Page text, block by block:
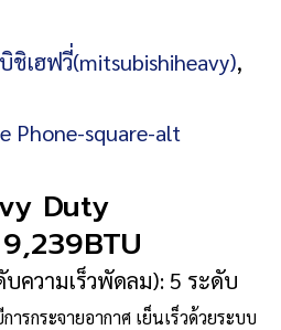
ชิเฮฟวี่(mitsubishiheavy),
Phone-square-alt
Duty
บความเร็วพัดลม): 5 ระดับ
ารกระจายอากาศ เย็นเร็วด้วยระบบ